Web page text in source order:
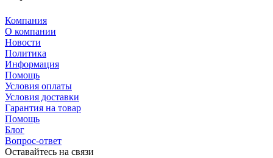
Компания
О компании
Новости
Политика
Информация
Помощь
Условия оплаты
Условия доставки
Гарантия на товар
Помощь
Блог
Вопрос-ответ
Оставайтесь на связи